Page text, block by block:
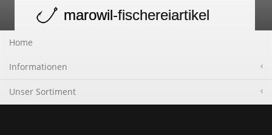
navigation
marowil-fischereiartikel
Home
Informationen
Unser Sortiment